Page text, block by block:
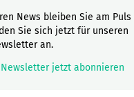
News bleiben Sie am Puls
Sie sich jetzt für unseren
an.
Newsletter jetzt abonnieren